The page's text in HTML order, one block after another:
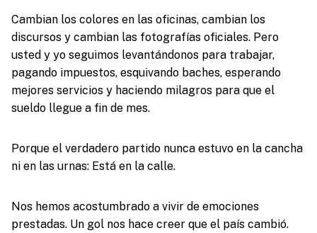
Cambian los colores en las oficinas, cambian los
discursos y cambian las fotografías oficiales. Pero
usted y yo seguimos levantándonos para trabajar,
pagando impuestos, esquivando baches, esperando
mejores servicios y haciendo milagros para que el
sueldo llegue a fin de mes.
Porque el verdadero partido nunca estuvo en la cancha
ni en las urnas: Está en la calle.
Nos hemos acostumbrado a vivir de emociones
prestadas. Un gol nos hace creer que el país cambió.